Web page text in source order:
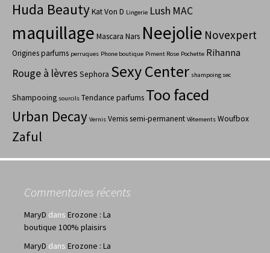
Huda BeautyKat Von D Lingerie Lush MAC
maquillage Mascara Nars Neejolie Novexpert
Origines parfums perruques Phone boutique Piment Rose Pochette Rihanna
Rouge à lèvres Sephora Sexy Center shampoing sec
Shampooing sourcils Tendance parfums Too faced
Urban Decay Vernis Vernis semi-permanent Vêtements Woufbox
Zaful
Commentaires récents
MaryD dans Erozone : La
boutique 100% plaisirs
MaryD dans Erozone : La